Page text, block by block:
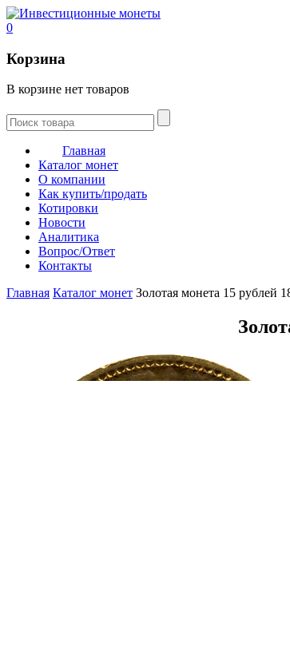
0
Корзина
В корзине нет товаров
Главная
Каталог монет
О компании
Как купить/продать
Котировки
Новости
Аналитика
Вопрос/Ответ
Контакты
Главная Каталог монет Золотая монета 15 рублей